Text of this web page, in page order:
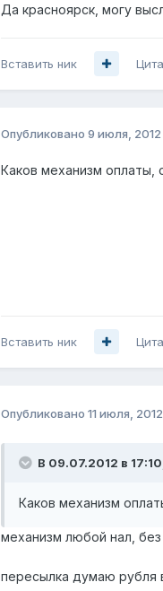
Да красноярск, могу
Вставить ник
Опубликовано 9 июля, 2012
Каков механизм оплаты,
Вставить ник
Опубликовано 11 июля, 2012
В 09.07.2012 в
Каков механизм
механизм любой нал,
пересылка думаю рубля